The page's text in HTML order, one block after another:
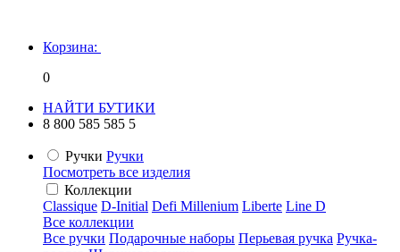
Корзина:
0
НАЙТИ БУТИКИ
8 800 585 585 5
Ручки Ручки
Посмотреть все изделия
Коллекции
Classique D-Initial Defi Millenium Liberte Line D
Все коллекции
Все ручки Подарочные наборы Перьевая ручка Ручка-